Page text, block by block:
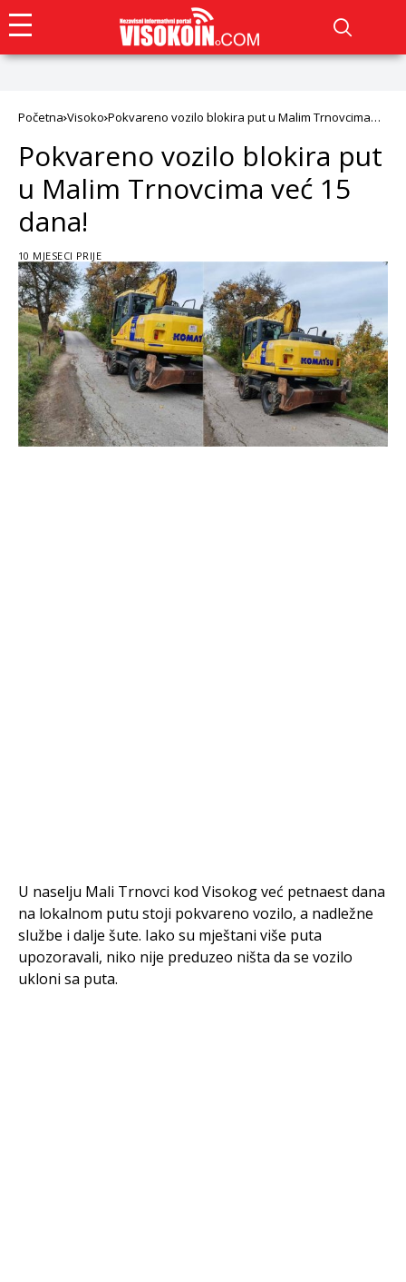
Početna Visoko Pokvareno vozilo blokira put u Malim Trnovcima
Pokvareno vozilo blokira put
u Malim Trnovcima već 15
dana!
10 MJESECI PRIJE
U naselju Mali Trnovci kod Visokog već petnaest dana
na lokalnom putu stoji pokvareno vozilo, a nadležne
službe i dalje šute. Iako su mještani više puta
upozoravali, niko nije preduzeo ništa da se vozilo
ukloni sa puta.